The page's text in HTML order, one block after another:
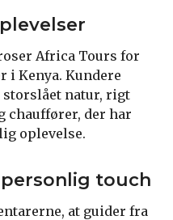
Africa Tours for
i Kenya. Kundere
natur, rigt
chauffører, der har
oplevelse.
touch
at guider fra